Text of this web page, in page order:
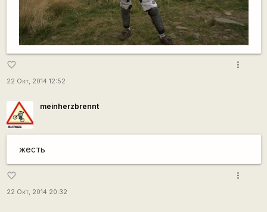
favorite_border
22 Окт, 2014 12:52
more_vert
meinherzbrennt
жесть
favorite_border
22 Окт, 2014 20:32
more_vert